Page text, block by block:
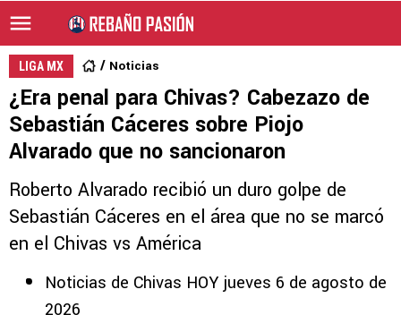
LIGA MX Noticias
¿Era penal para Chivas? Cabezazo de
Sebastián Cáceres sobre Piojo
Alvarado que no sancionaron
Roberto Alvarado recibió un duro golpe de
Sebastián Cáceres en el área que no se marcó
en el Chivas vs América
Noticias de Chivas HOY jueves 6 de agosto de
2026